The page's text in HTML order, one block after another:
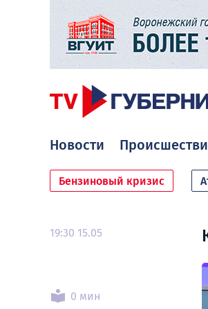
Новости
Бензиновый кризис
19:30 15.05
0 мин